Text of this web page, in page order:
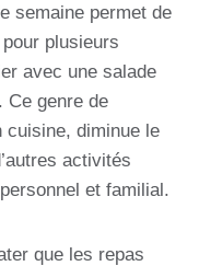
semaine permet de
plusieurs
avec une salade
Ce genre de
cuisine, diminue le
activités
et familial.
que les repas